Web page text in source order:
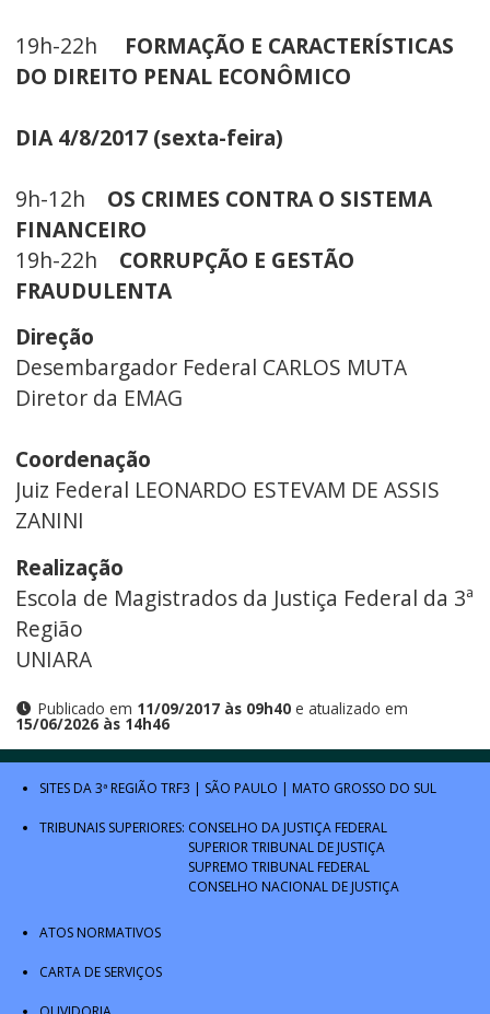
19h-22h FORMAÇÃO E CARACTERÍSTICAS
DO DIREITO PENAL ECONÔMICO
DIA 4/8/2017 (sexta-feira)
9h-12h OS CRIMES CONTRA O SISTEMA
FINANCEIRO
19h-22h CORRUPÇÃO E GESTÃO
FRAUDULENTA
Direção
Desembargador Federal CARLOS MUTA
Diretor da EMAG
Coordenação
Juiz Federal LEONARDO ESTEVAM DE ASSIS
ZANINI
Realização
Escola de Magistrados da Justiça Federal da 3ª
Região
UNIARA
Publicado em 11/09/2017 às 09h40e atualizado em
15/06/2026 às 14h46
SITES DA 3ª REGIÃO TRF3 | SÃO PAULO | MATO GROSSO DO SUL
TRIBUNAIS SUPERIORES: CONSELHO DA JUSTIÇA FEDERAL
SUPERIOR TRIBUNAL DE JUSTIÇA
SUPREMO TRIBUNAL FEDERAL
CONSELHO NACIONAL DE JUSTIÇA
ATOS NORMATIVOS
CARTA DE SERVIÇOS